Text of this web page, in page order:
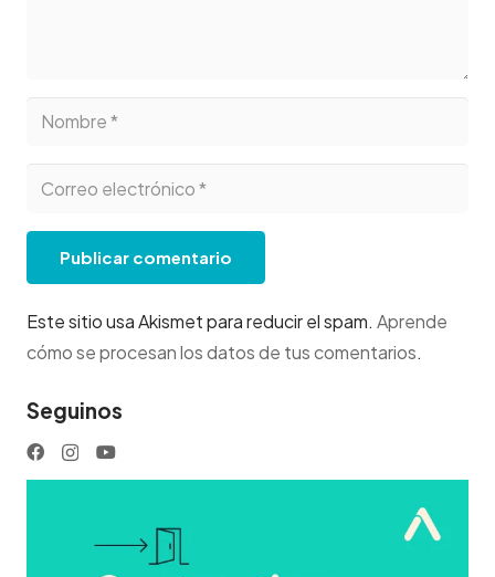
Publicar comentario
Este sitio usa Akismet para reducir el spam. Aprende
cómo se procesan los datos de tus comentarios.
Seguinos